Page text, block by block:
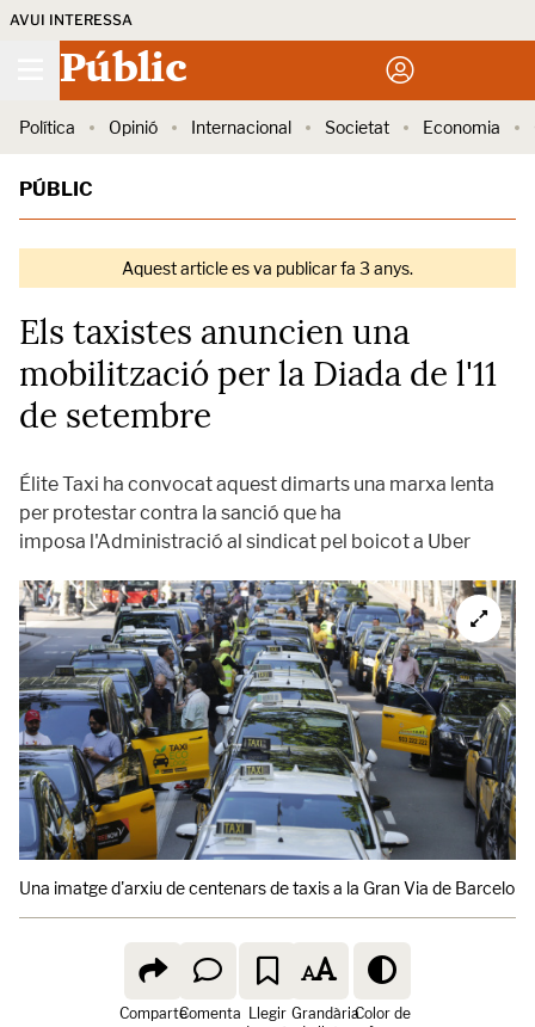
AVUI INTERESSA
Públic
Política Opinió Internacional Societat Economia
PÚBLIC
Aquest article es va publicar fa 3 anys.
Els taxistes anuncien una
mobilització per la Diada de l'11
de setembre
Élite Taxi ha convocat aquest dimarts una marxa lenta
per protestar contra la sanció que ha
imposa l'Administració al sindicat pel boicot a Uber
Una imatge d'arxiu de centenars de taxis a la Gran Via de
ComparteComenta Llegir GrandàriaColor de